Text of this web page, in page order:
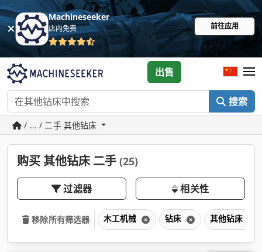
Machineseeker
店内免费 前往应用
搜索
出售
/ ... / 二手 其他钻床
购买 其他钻床 二手 (25)
过滤器 相关性
移除所有筛选器 木工机械 钻床 其他钻床